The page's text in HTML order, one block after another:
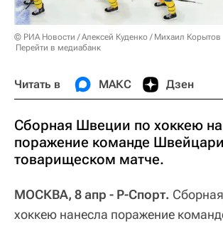
© РИА Новости / Алексей Куденко / Михаил Корытов
Перейти в медиабанк
Читать в МАКС Дзен
Сборная Швеции по хоккею
поражение команде
товарищеском матче.
МОСКВА, 8 апр - Р-Спорт. Сборная
хоккею нанесла поражение